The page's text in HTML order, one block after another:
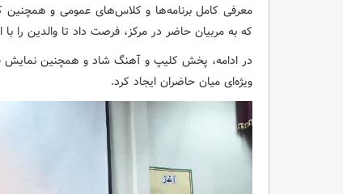
معرفی کامل برنامه‌ها و کلاس‌های عمومی و
که به مربیان حاضر در مرکز، فرصت داد تا والدین را
در ادامه، پخش کلیپ و آهنگ شاد و همچنین نمایش
ویژه‌ای میان حاضران ایجاد کرد.